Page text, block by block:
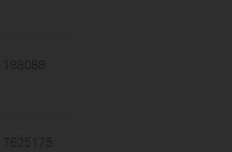
188088
7625175